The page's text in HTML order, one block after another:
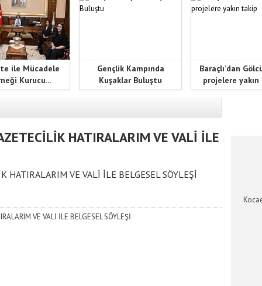
ile Mücadele
Kurucu...
Gençlik Kampında
Kuşaklar Buluştu
Baraçlı’dan
projelere
HATIRALARIM VE VALİ İLE
VE VALİ İLE BELGESEL SÖYLEŞİ